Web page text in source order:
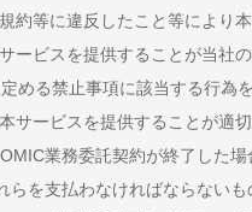
約等に違反したこと等により
ービスを提供することが当社
める禁止事項に該当する行為
サービスを提供することが適
業務委託契約が終了した
らを支払わなければならないも